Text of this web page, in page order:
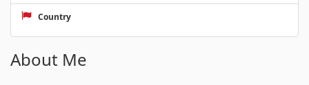
Country
About Me